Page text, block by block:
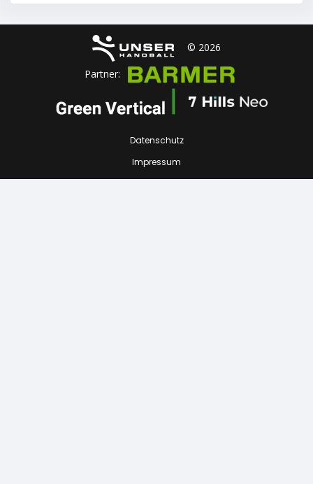
© 2026
Partner:
Datenschutz
Impressum